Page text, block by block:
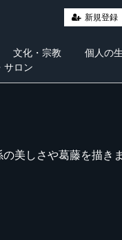
新規登録
文化・宗教
個人の
サロン
美しさや葛藤を描き